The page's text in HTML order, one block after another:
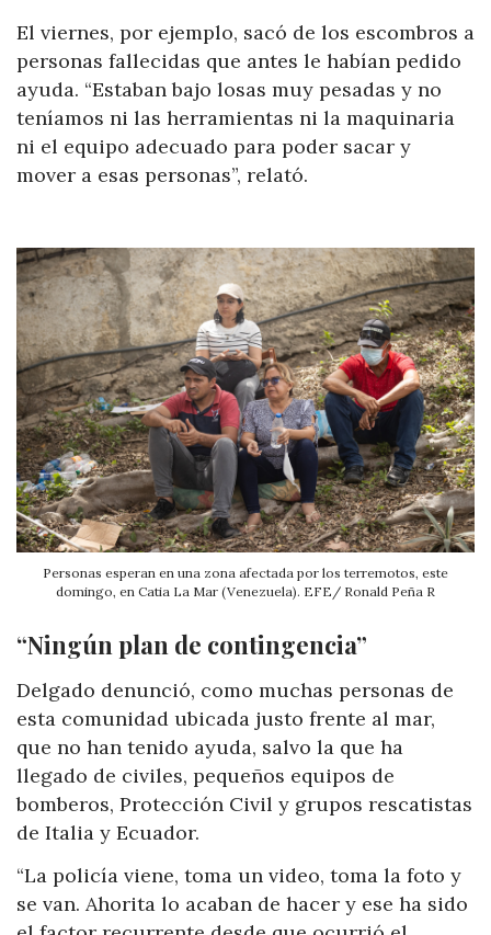
El viernes, por ejemplo, sacó de los escombros a
personas fallecidas que antes le habían pedido
ayuda. “Estaban bajo losas muy pesadas y no
teníamos ni las herramientas ni la maquinaria
ni el equipo adecuado para poder sacar y
mover a esas personas”, relató.
Personas esperan en una zona afectada por los terremotos, este
domingo, en Catia La Mar (Venezuela). EFE/ Ronald Peña R
“Ningún plan de contingencia”
Delgado denunció, como muchas personas de
esta comunidad ubicada justo frente al mar,
que no han tenido ayuda, salvo la que ha
llegado de civiles, pequeños equipos de
bomberos, Protección Civil y grupos rescatistas
de Italia y Ecuador.
“La policía viene, toma un video, toma la foto y
se van. Ahorita lo acaban de hacer y ese ha sido